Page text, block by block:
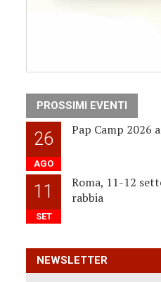
PROSSIMI EVENTI
26
AGO
Pap Camp 2026
11
SET
Roma, 11-12
rabbia
NEWSLETTER